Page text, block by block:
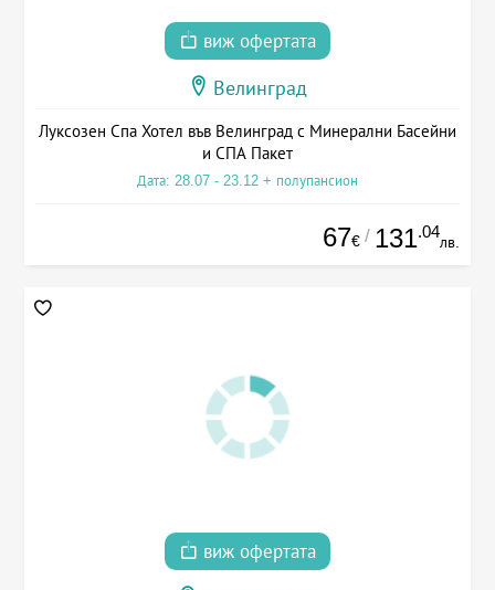
виж офертата
Велинград
Луксозен Спа Хотел във Велинград с Минерални Басейни
и СПА Пакет
Дата: 28.07 - 23.12 + полупансион
67€ / 131.04
лв.
виж офертата